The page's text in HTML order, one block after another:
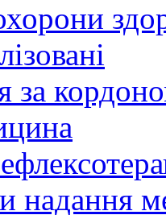
за
надання